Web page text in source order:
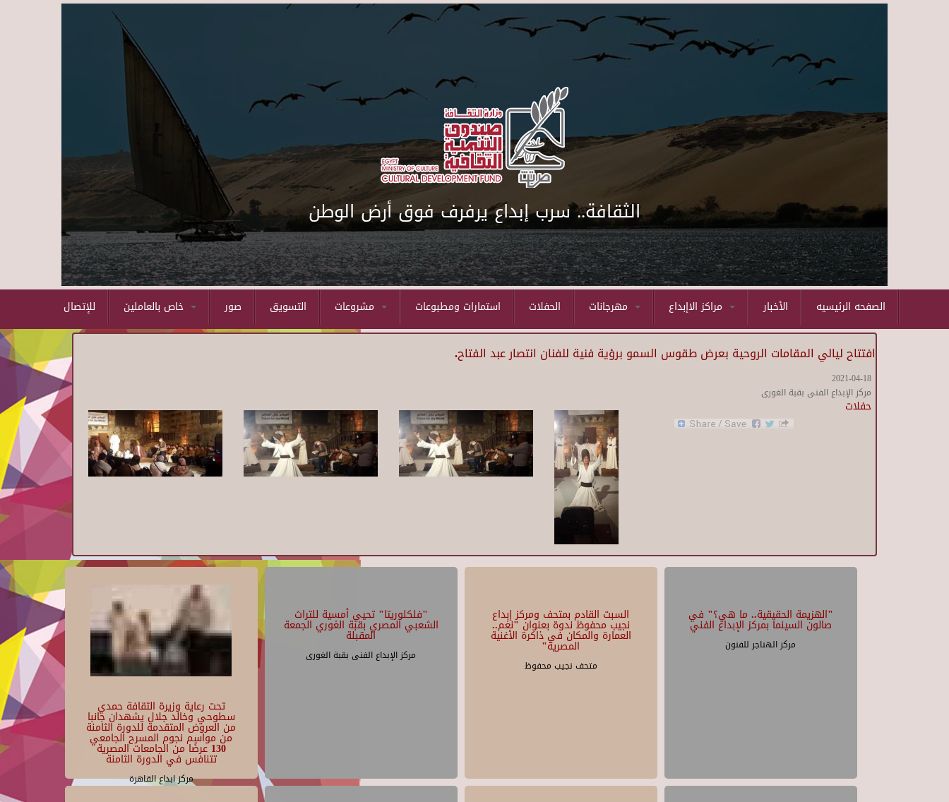
Skip to main content
الثقافة.. سرب إبداع يرفرف فوق أرض الوطن
للإتصال صور التسويق استمارات ومطبوعات الحفلات الأخبار الصفحه الرئيسيه
افتتاح ليالي المقامات الروحية بعرض طقوس السمو برؤية فنية للفنان انتصار عبد الفتاح.
2021-04-18
مركز الإبداع الفنى بقبة الغورى
حفلات
تحت رعاية وزيرة الثقافة حمدي
سطوحي وخالد جلال يشهدان جانبا
من العروض المتقدمة للدورة الثامنة
من مواسم نجوم المسرح الجامعي
130 عرضًا من الجامعات المصرية
تتنافس في الدورة الثامنة
مركز ابداع القاهرة
"فلكلوريتا" تحيي أمسية للتراث
الشعبي المصري بقبة الغوري الجمعة
المقبلة
مركز الإبداع الفنى بقبة الغورى
السبت القادم بمتحف ومركز إبداع
نجيب محفوظ ندوة بعنوان "نغم..
العمارة والمكان في ذاكرة الأغنية
المصرية"
متحف نجيب محفوظ
"الهزيمة الحقيقية.. ما هي؟" في
صالون السينما بمركز الإبداع الفني
مركز الهناجر للفنون